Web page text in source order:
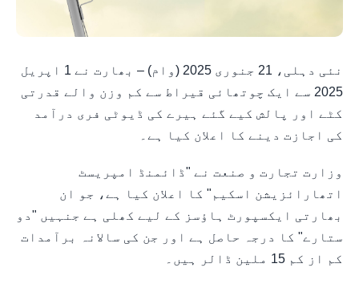
نئی دہلی، 21 جنوری 2025 (وام) – بھارت نے 1 اپریل
2025 سے ایک چوتھائی قیراط سے کم وزن والے قدرتی
کٹے اور پالش کیے گئے ہیرے کی ڈیوٹی فری درآمد
کی اجازت دینے کا اعلان کیا ہے۔
وزارت تجارت و صنعت نے "ڈائمنڈ امپریسٹ
اتھارائزیشن اسکیم" کا اعلان کیا ہے، جو ان
بھارتی ایکسپورٹ ہاؤسز کے لیے کھلی ہے جنہیں "دو
ستارے" کا درجہ حاصل ہے اور جن کی سالانہ برآمدات
کم از کم 15 ملین ڈالر ہیں۔